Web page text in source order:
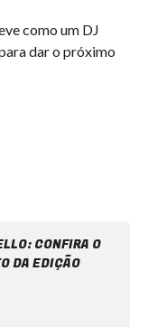
como um DJ
dar o próximo
CONFIRA O
DA EDIÇÃO